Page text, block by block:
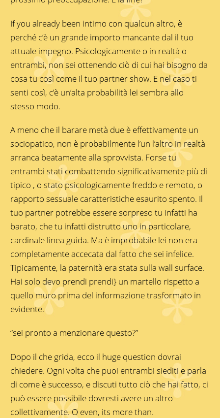
If you already been intimo con qualcun altro, è
perché c’è un grande importo mancante dal il tuo
attuale impegno. Psicologicamente o in realtà o
entrambi, non sei ottenendo ciò di cui hai bisogno da
cosa tu così come il tuo partner show. E nel caso ti
senti così, c’è un’alta probabilità lei sembra allo
stesso modo.
A meno che il barare metà due è effettivamente un
sociopatico, non è probabilmente l’un l’altro in realtà
arranca beatamente alla sprovvista. Forse tu
entrambi stati combattendo significativamente più di
tipico , o stato psicologicamente freddo e remoto, o
rapporto sessuale caratteristiche esaurito spento. Il
tuo partner potrebbe essere sorpreso tu infatti ha
barato, che tu infatti distrutto uno in particolare,
cardinale linea guida. Ma è improbabile lei non era
completamente accecata dal fatto che sei infelice.
Tipicamente, la paternità era stata sulla wall surface.
Hai solo devo prendi prendi} un martello rispetto a
quello muro prima del informazione trasformato in
evidente.
“sei pronto a menzionare questo?”
Dopo il che grida, ecco il huge question dovrai
chiedere. Ogni volta che puoi entrambi siediti e parla
di come è successo, e discuti tutto ciò che hai fatto, ci
può essere possibile dovresti avere un altro
collettivamente. O even, its more than.